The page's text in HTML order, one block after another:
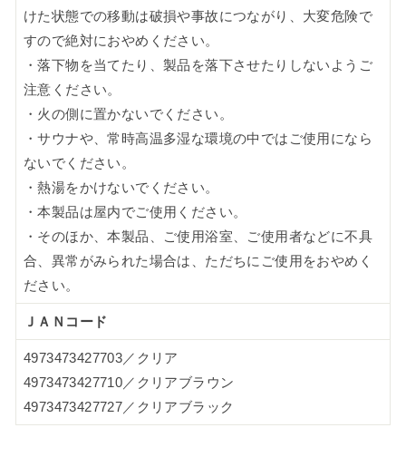
けた状態での移動は破損や事故につながり、大変危険で
すので絶対におやめください。
・落下物を当てたり、製品を落下させたりしないようご
注意ください。
・火の側に置かないでください。
・サウナや、常時高温多湿な環境の中ではご使用になら
ないでください。
・熱湯をかけないでください。
・本製品は屋内でご使用ください。
・そのほか、本製品、ご使用浴室、ご使用者などに不具
合、異常がみられた場合は、ただちにご使用をおやめく
ださい。
ＪＡＮコード
4973473427703／クリア
4973473427710／クリアブラウン
4973473427727／クリアブラック